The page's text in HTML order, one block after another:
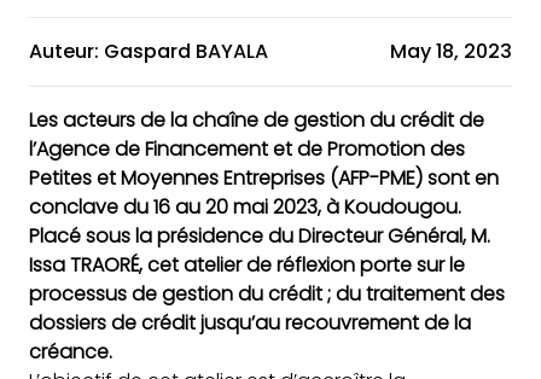
Auteur: Gaspard BAYALA May 18, 2023
Les acteurs de la chaîne de gestion du crédit de
l’Agence de Financement et de Promotion des
Petites et Moyennes Entreprises (AFP-PME) sont en
conclave du 16 au 20 mai 2023, à Koudougou.
Placé sous la présidence du Directeur Général, M.
Issa TRAORÉ, cet atelier de réflexion porte sur le
processus de gestion du crédit ; du traitement des
dossiers de crédit jusqu’au recouvrement de la
créance.